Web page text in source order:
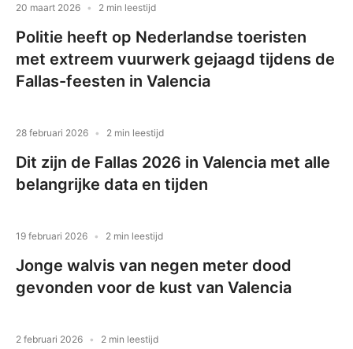
20 maart 2026 2 min leestijd
Politie heeft op Nederlandse toeristen
met extreem vuurwerk gejaagd tijdens de
Fallas-feesten in Valencia
28 februari 2026 2 min leestijd
Dit zijn de Fallas 2026 in Valencia met alle
belangrijke data en tijden
19 februari 2026 2 min leestijd
Jonge walvis van negen meter dood
gevonden voor de kust van Valencia
2 februari 2026 2 min leestijd